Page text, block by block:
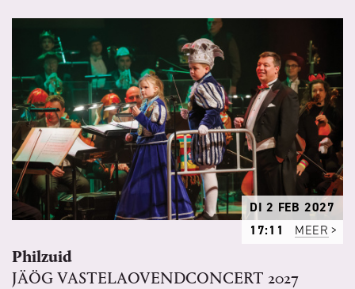
DI 2 FEB 2027
17:11
MEER
Philzuid
JÄÖG VASTELAOVENDCONCERT 2027